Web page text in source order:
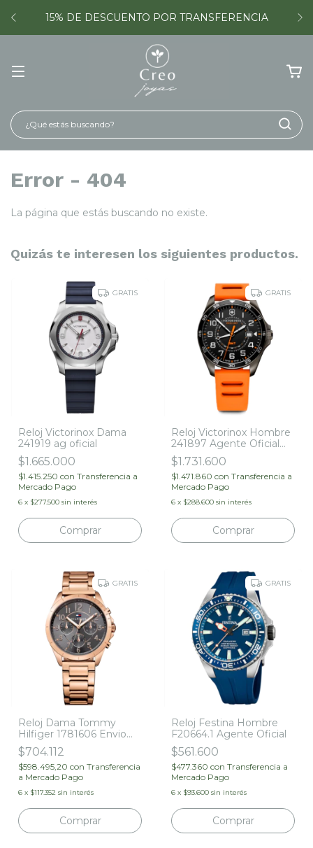
15% DE DESCUENTO POR TRANSFERENCIA
Error - 404
La página que estás buscando no existe.
Quizás te interesen los siguientes productos.
GRATIS
Reloj Victorinox Dama
241919 ag oficial
$1.665.000
$1.415.250 con Transferencia a
Mercado Pago
6 x $277.500 sin interés
GRATIS
Reloj Victorinox Hombre
241897 Agente Oficial
Garantía 5 Años
$1.731.600
$1.471.860 con Transferencia a
Mercado Pago
6 x $288.600 sin interés
GRATIS
Reloj Dama Tommy
Hilfiger 1781606 Envio
Gratis Agente Oficial
$704.112
$598.495,20 con Transferencia
a Mercado Pago
6 x $117.352 sin interés
Comprar
GRATIS
Reloj Festina Hombre
F20664.1 Agente Oficial
$561.600
$477.360 con Transferencia a
Mercado Pago
6 x $93.600 sin interés